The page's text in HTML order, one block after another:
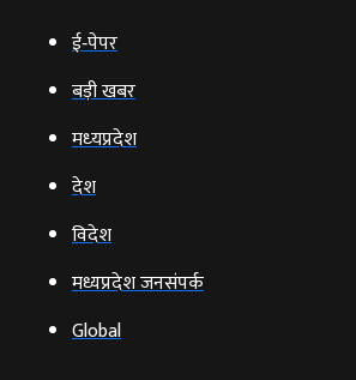
ई‑पेपर
बड़ी खबर
मध्‍यप्रदेश
देश
विदेश
मध्यप्रदेश जनसंपर्क
Global